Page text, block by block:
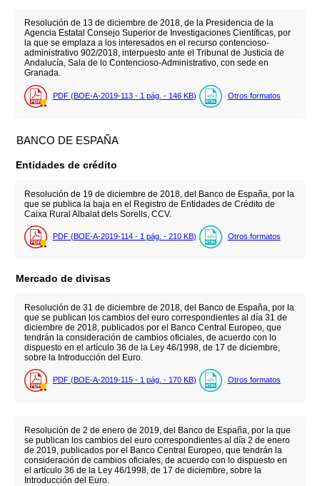
Resolución de 13 de diciembre de 2018, de la Presidencia de la
Agencia Estatal Consejo Superior de Investigaciones Científicas, por
la que se emplaza a los interesados en el recurso contencioso-
administrativo 902/2018, interpuesto ante el Tribunal de Justicia de
Andalucía, Sala de lo Contencioso-Administrativo, con sede en
Granada.
PDF (BOE-A-2019-113 - 1 pág. - 146 KB) Otros formatos
BANCO DE ESPAÑA
Entidades de crédito
Resolución de 19 de diciembre de 2018, del Banco de España, por la
que se publica la baja en el Registro de Entidades de Crédito de
Caixa Rural Albalat dels Sorells, CCV.
PDF (BOE-A-2019-114 - 1 pág. - 210 KB) Otros formatos
Mercado de divisas
Resolución de 31 de diciembre de 2018, del Banco de España, por la
que se publican los cambios del euro correspondientes al día 31 de
diciembre de 2018, publicados por el Banco Central Europeo, que
tendrán la consideración de cambios oficiales, de acuerdo con lo
dispuesto en el artículo 36 de la Ley 46/1998, de 17 de diciembre,
sobre la Introducción del Euro.
PDF (BOE-A-2019-115 - 1 pág. - 170 KB) Otros formatos
Resolución de 2 de enero de 2019, del Banco de España, por la que
se publican los cambios del euro correspondientes al día 2 de enero
de 2019, publicados por el Banco Central Europeo, que tendrán la
consideración de cambios oficiales, de acuerdo con lo dispuesto en
el artículo 36 de la Ley 46/1998, de 17 de diciembre, sobre la
Introducción del Euro.